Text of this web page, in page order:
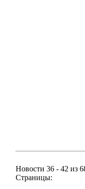
Новости 36 - 42 из
Страницы: